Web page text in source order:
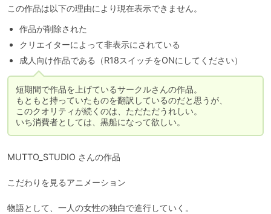
この作品は以下の理由により現在表示できません。
作品が削除された
クリエイターによって非表示にされている
成人向け作品である（R18スイッチをONにしてください）
短期間で作品を上げているサークルさんの作品。
もともと持っていたものを翻訳しているのだと思うが、
このクオリティが続くのは、ただただうれしい。
いち消費者としては、黒船になって欲しい。
MUTTO_STUDIO さんの作品
こだわりを見るアニメーション
物語として、一人の女性の独白で進行していく。